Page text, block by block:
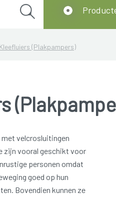
Kleefluiers (Plakpampers)
velcrosluitingen
zijn vooral geschikt voor
personen omdat
goed op hun
Bovendien kunnen ze